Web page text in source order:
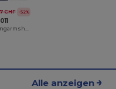
CHF -52%
Weiches Baby Langarmshirt aus Baumwolle
Alle anzeigen